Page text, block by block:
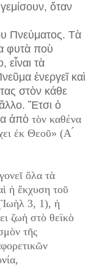
ὅταν
Πνεύματος. Τὰ
φυτὰ ποὺ
εἶναι τὰ
ἐνεργεῖ καὶ
στὸν κάθε
Ἔτσι ὁ
ἀπὸ τὸν καθένα
ἐκ Θεοῦ» (Α
ὅλα τὰ
ἡ ἔκχυση τοῦ
3, 1), ἡ
ζωὴ στὸ θεϊκὸ
τῆς